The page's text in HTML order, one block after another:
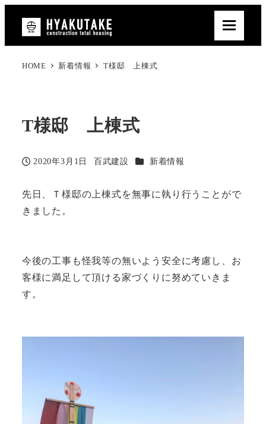
HOME 新着情報 T様邸 上棟式
T様邸 上棟式
投稿日
2020年3月1日
著
百武建設 カテゴリー
新着情報
先日、Ｔ様邸の上棟式を無事に執り行うことがで
きました。
今後の工事も怪我等の無いよう安全に考慮し、お
客様に満足して頂ける家づくりに努めていきま
す。